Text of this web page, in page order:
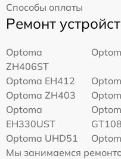
Способы оплаты
Ремонт
Optoma
ZH406ST
Optoma EH412
Optoma ZH403
Optoma
EH330UST
Optoma UHD51
Мы занимаемся